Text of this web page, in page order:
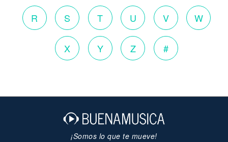
R S T U V W
X Y Z #
¡Somos lo que te mueve!